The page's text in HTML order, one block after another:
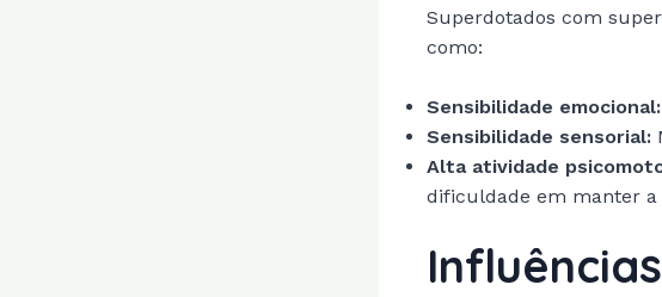
Superdotados com
como:
Sensibilidade emocional:
Sensibilidade sensorial:
Alta atividade
dificuldade em manter a